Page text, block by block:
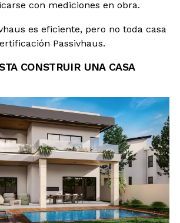
con mediciones en obra.
es eficiente, pero no toda casa
Passivhaus.
CONSTRUIR UNA CASA